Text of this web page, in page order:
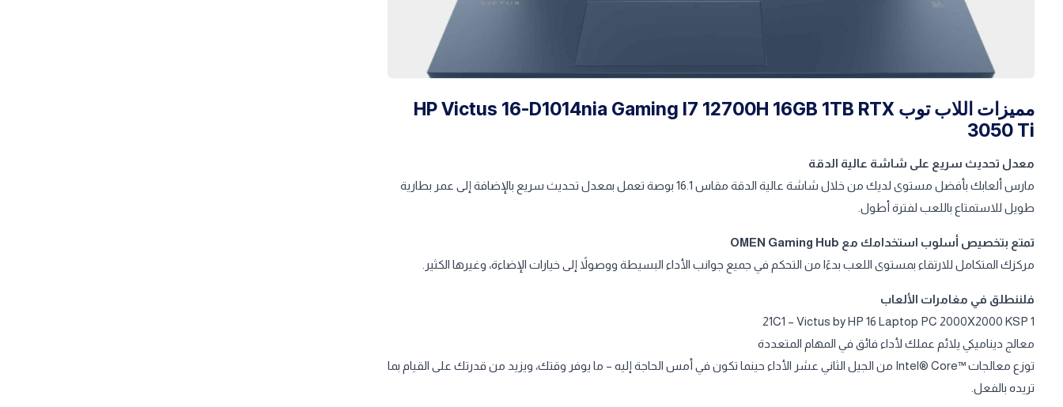
مميزات اللاب توب HP Victus 16-D1014nia Gaming I7 12700H 16GB 1TB RTX
3050 Ti
معدل تحديث سريع على شاشة عالية الدقة
مارس ألعابك بأفضل مستوى لديك من خلال شاشة عالية الدقة مقاس 16.1 بوصة تعمل بمعدل تحديث سريع بالإضافة إلى عمر بطارية
طويل للاستمتاع باللعب لفترة أطول.
تمتع بتخصيص أسلوب استخدامك مع OMEN Gaming Hub
مركزك المتكامل للارتقاء بمستوى اللعب بدءًا من التحكم في جميع جوانب الأداء البسيطة ووصولاً إلى خيارات الإضاءة، وغيرها الكثير.
فلننطلق في مغامرات الألعاب
21C1 – Victus by HP 16 Laptop PC 2000X2000 KSP 1
معالج ديناميكي يلائم عملك لأداء فائق في المهام المتعددة
توزع معالجات Intel® Core™‎ من الجيل الثاني عشر الأداء حينما تكون في أمس الحاجة إليه – ما يوفر وقتك، ويزيد من قدرتك على القيام بما
تريده بالفعل.